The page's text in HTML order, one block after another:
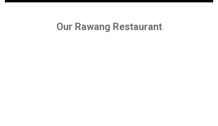
Our Rawang Restaurant